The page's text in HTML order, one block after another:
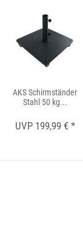
AKS Schirmständer
Stahl 50 kg...
UVP 199,99 € *